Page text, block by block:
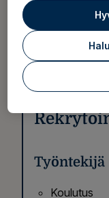
Huomioi
Työntekijä
Koulutus